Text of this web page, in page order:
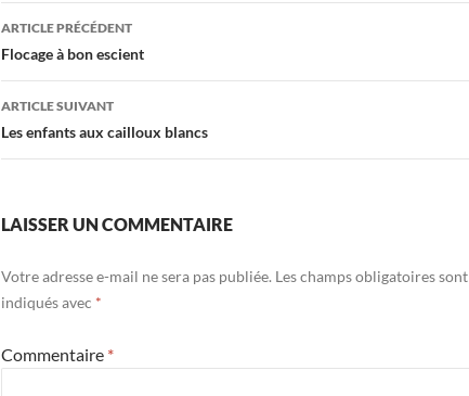
Navigation
des
articles
ARTICLE PRÉCÉDENT
Flocage à bon escient
ARTICLE SUIVANT
Les enfants aux cailloux blancs
LAISSER UN COMMENTAIRE
Votre adresse e-mail ne sera pas publiée. Les champs obligatoires sont
indiqués avec *
Commentaire *